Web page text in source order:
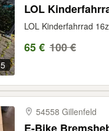
5
LOL
LOL Kinderfahrrad
65 € 100 €
54558 Gillenfeld